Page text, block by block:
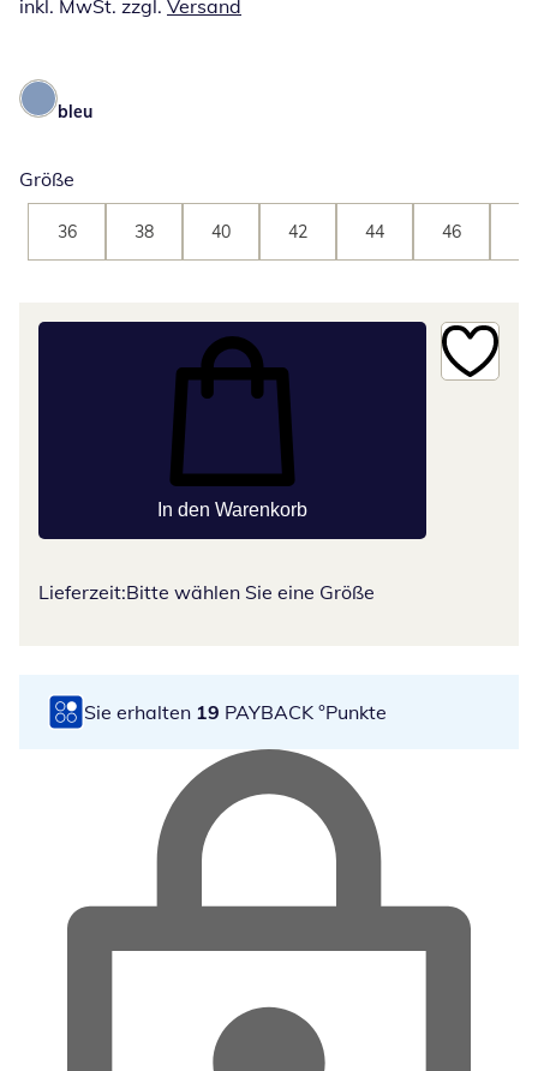
inkl. MwSt. zzgl. Versand
bleu
Größe
36 38 40 42 44 46
In den Warenkorb
Lieferzeit:Bitte wählen Sie eine Größe
Sie erhalten 19 PAYBACK °Punkte